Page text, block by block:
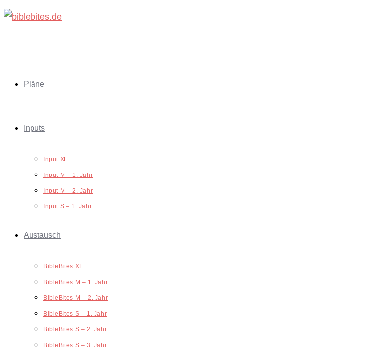
Zum
Pläne
Inputs
Input XL
Input M – 1. Jahr
Input M – 2. Jahr
Input S – 1. Jahr
Austausch
BibleBites XL
BibleBites M – 1. Jahr
BibleBites M – 2. Jahr
BibleBites S – 1. Jahr
BibleBites S – 2. Jahr
BibleBites S – 3. Jahr